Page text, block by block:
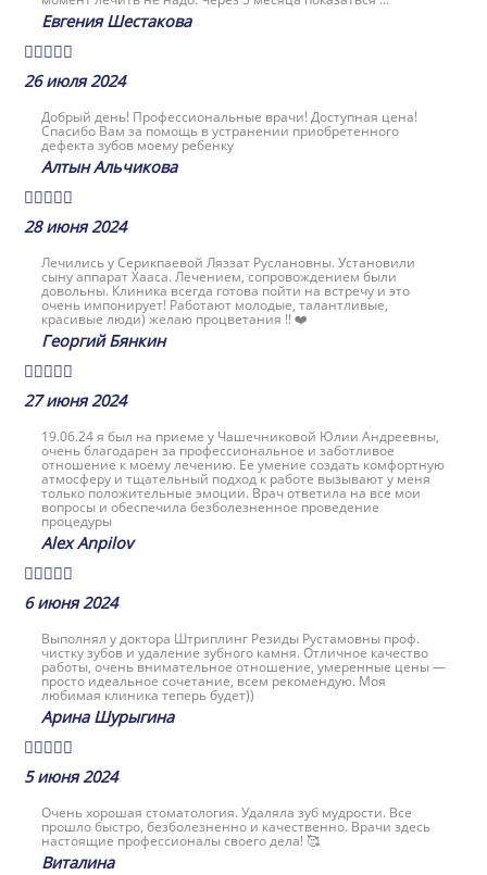
Евгения Шестакова

26 июля 2024
Добрый день! Профессиональные врачи! Доступная цена!
Спасибо Вам за помощь в устранении приобретенного
дефекта зубов моему ребенку
Алтын Альчикова

28 июня 2024
Лечились у Серикпаевой Ляззат Руслановны. Установили
сыну аппарат Хааса. Лечением, сопровождением были
довольны. Клиника всегда готова пойти на встречу и это
очень импонирует! Работают молодые, талантливые,
красивые люди) желаю процветания !! ❤️
Георгий Бянкин

27 июня 2024
19.06.24 я был на приеме у Чашечниковой Юлии Андреевны,
очень благодарен за профессиональное и заботливое
отношение к моему лечению. Ее умение создать комфортную
атмосферу и тщательный подход к работе вызывают у меня
только положительные эмоции. Врач ответила на все мои
вопросы и обеспечила безболезненное проведение
процедуры
Alex Anpilov

6 июня 2024
Выполнял у доктора Штриплинг Резиды Рустамовны проф.
чистку зубов и удаление зубного камня. Отличное качество
работы, очень внимательное отношение, умеренные цены —
просто идеальное сочетание, всем рекомендую. Моя
любимая клиника теперь будет))
Арина Шурыгина

5 июня 2024
Очень хорошая стоматология. Удаляла зуб мудрости. Все
прошло быстро, безболезненно и качественно. Врачи здесь
настоящие профессионалы своего дела! 🥰
Виталина